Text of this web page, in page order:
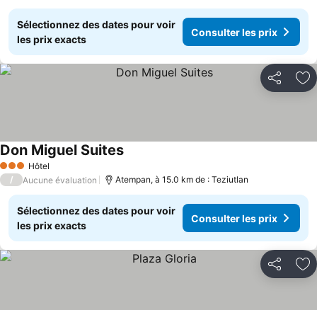
Sélectionnez des dates pour voir
les prix exacts
Consulter les prix
Partager
3 ÉtoilesHôtel
Don Miguel Suites
/ Aucune évaluation Atempan, à 15.0 km de : Teziutlan
Sélectionnez des dates pour voir
les prix exacts
Consulter les prix
Partager